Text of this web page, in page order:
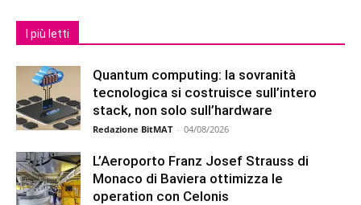
I più letti
Quantum computing: la sovranità
tecnologica si costruisce sull’intero
stack, non solo sull’hardware
Redazione BitMAT - 04/08/2026
L’Aeroporto Franz Josef Strauss di
Monaco di Baviera ottimizza le
operation con Celonis